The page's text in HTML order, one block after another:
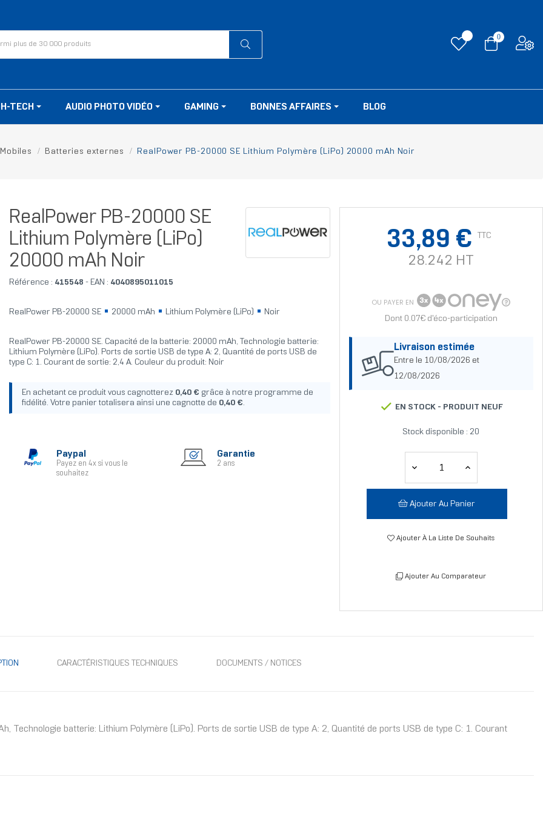
0
TECH AUDIO PHOTO VIDÉO GAMING BONNES AFFAIRES BLOG
Mobiles Batteries externes RealPower PB-20000 SE Lithium Polymère (LiPo) 20000 mAh Noir
RealPower PB-20000 SE
Lithium Polymère (LiPo)
20000 mAh Noir
Référence : 415548 - EAN : 4040895011015
RealPower PB-20000 SE 20000 mAh Lithium Polymère (LiPo) Noir
RealPower PB-20000 SE. Capacité de la batterie: 20000 mAh, Technologie batterie:
Lithium Polymère (LiPo). Ports de sortie USB de type A: 2, Quantité de ports USB de
type C: 1. Courant de sortie: 2,4 A. Couleur du produit: Noir
En achetant ce produit vous cagnotterez 0,40 € grâce à notre programme de
fidélité. Votre panier totalisera ainsi une cagnotte de 0,40 €.
Paypal
Payez en 4x si vous le
souhaitez
Garantie
2 ans
33,89 € TTC
28.242 HT
OU PAYER EN
Dont 0.07€ d'éco-participation
Livraison estimée
Entre le 10/08/2026 et
12/08/2026
EN STOCK - PRODUIT NEUF
Stock disponible : 20
Ajouter Au Panier
Ajouter À La Liste De Souhaits
Ajouter Au Comparateur
CARACTÉRISTIQUES TECHNIQUES DOCUMENTS / NOTICES
Technologie batterie: Lithium Polymère (LiPo). Ports de sortie USB de type A: 2, Quantité de ports USB de type C: 1. Courant